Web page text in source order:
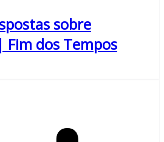
sobre
Fim dos Tempos